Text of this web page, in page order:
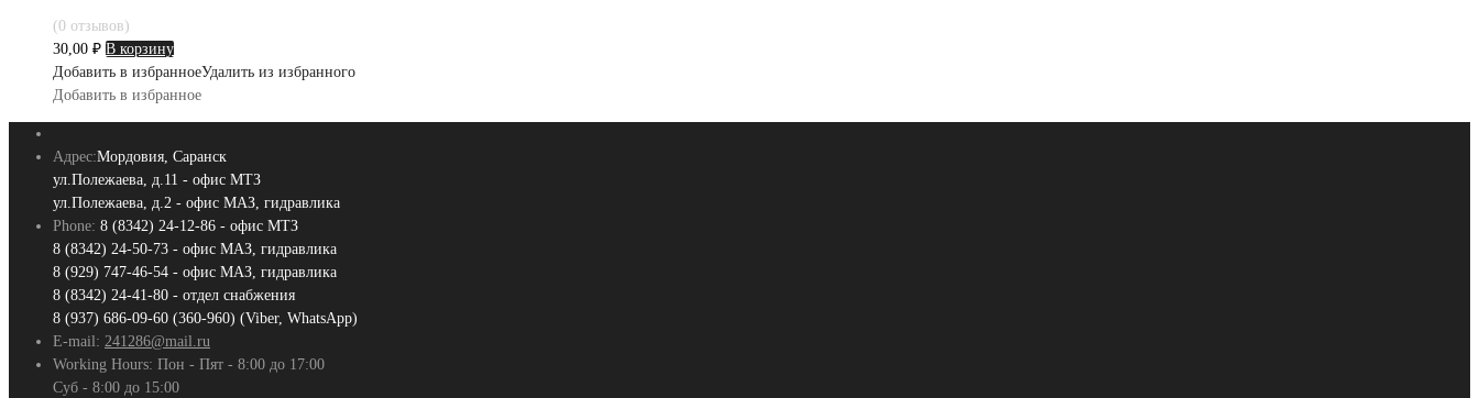
(0 отзывов)
30,00 ₽ В корзину
Добавить в избранноеУдалить из избранного
Добавить в избранное
Адрес:Мордовия, Саранск
ул.Полежаева, д.11 - офис МТЗ
ул.Полежаева, д.2 - офис МАЗ, гидравлика
Phone: 8 (8342) 24-12-86 - офис МТЗ
8 (8342) 24-50-73 - офис МАЗ, гидравлика
8 (929) 747-46-54 - офис МАЗ, гидравлика
8 (8342) 24-41-80 - отдел снабжения
8 (937) 686-09-60 (360-960) (Viber, WhatsApp)
E-mail: 241286@mail.ru
Working Hours: Пон - Пят - 8:00 до 17:00
Суб - 8:00 до 15:00